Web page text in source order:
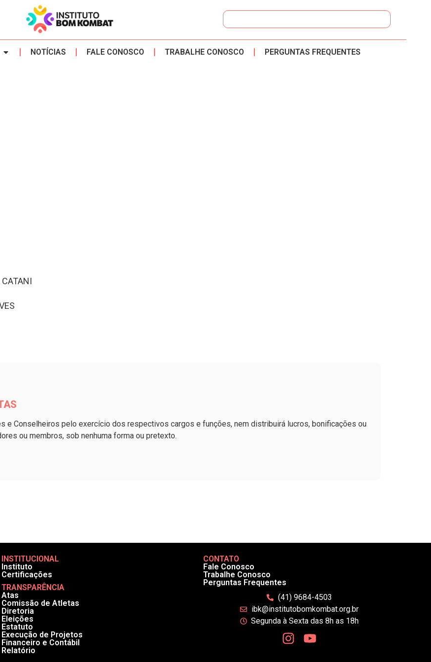
NOTÍCIAS FALE CONOSCO TRABALHE CONOSCO PERGUNTAS FREQUENTES
CATANI
e Conselheiros pelo exercício dos respectivos cargos e funções, nem distribuirá lucros, bonificações ou
ou membros, sob nenhuma forma ou pretexto.
INSTITUCIONAL
Instituto
Certificações
TRANSPARÊNCIA
Atas
Comissão de Atletas
Diretoria
Eleições
Estatuto
Execução de Projetos
Financeiro e Contábil
Relatório
CONTATO
Fale Conosco
Trabalhe Conosco
Perguntas Frequentes
(41) 9684-4503
ibk@institutobomkombat.org.br
Segunda à Sexta das 8h as 18h